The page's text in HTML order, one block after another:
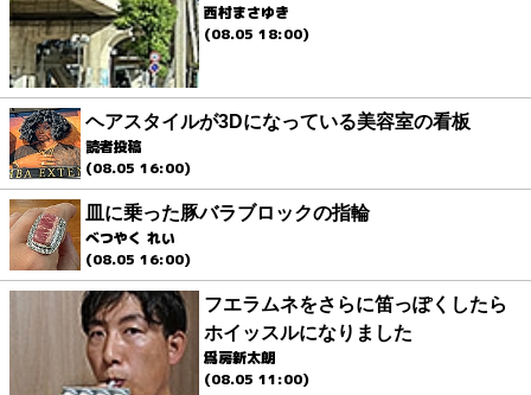
西村まさゆき
(08.05 18:00)
ヘアスタイルが3Dになっている美容室の看板
読者投稿
(08.05 16:00)
皿に乗った豚バラブロックの指輪
べつやく れい
(08.05 16:00)
フエラムネをさらに笛っぽくしたら
ホイッスルになりました
爲房新太朗
(08.05 11:00)